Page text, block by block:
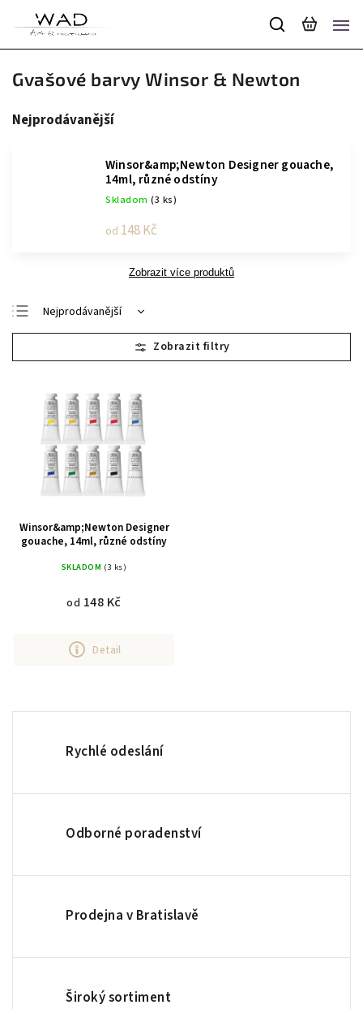
Gvašové barvy Winsor & Newton
Nejprodávanější
Winsor&amp;Newton Designer gouache,
14ml, různé odstíny
Skladom (3 ks)
od 148 Kč
Zobrazit více produktů
Nejprodávanější
Nejlevnější
Nejdražší
Abecedně
Winsor&amp;Newton Designer
gouache, 14ml, různé odstíny
SKLADOM (3 ks)
od 148 Kč
Detail
Rychlé odeslání
Odborné poradenství
Prodejna v Bratislavě
Široký sortiment